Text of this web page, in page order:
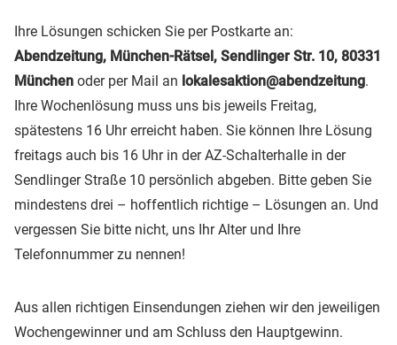
Ihre Lösungen schicken Sie per Postkarte an:
Abendzeitung, München-Rätsel, Sendlinger Str. 10, 80331
München oder per Mail an lokalesaktion@abendzeitung.
Ihre Wochenlösung muss uns bis jeweils Freitag,
spätestens 16 Uhr erreicht haben. Sie können Ihre Lösung
freitags auch bis 16 Uhr in der AZ-Schalterhalle in der
Sendlinger Straße 10 persönlich abgeben. Bitte geben Sie
mindestens drei – hoffentlich richtige – Lösungen an. Und
vergessen Sie bitte nicht, uns Ihr Alter und Ihre
Telefonnummer zu nennen!
Aus allen richtigen Einsendungen ziehen wir den jeweiligen
Wochengewinner und am Schluss den Hauptgewinn.